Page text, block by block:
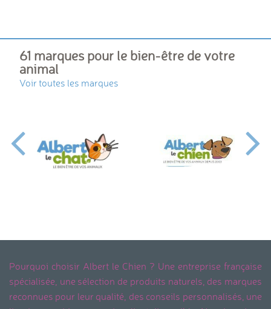
61 marques pour le bien-être de votre
animal
Voir toutes les marques
Pourquoi choisir Albert le Chien ? Une entreprise française
spécialisée, une sélection de produits naturels, des marques
reconnues pour leur qualité, des conseils personnalisés, une